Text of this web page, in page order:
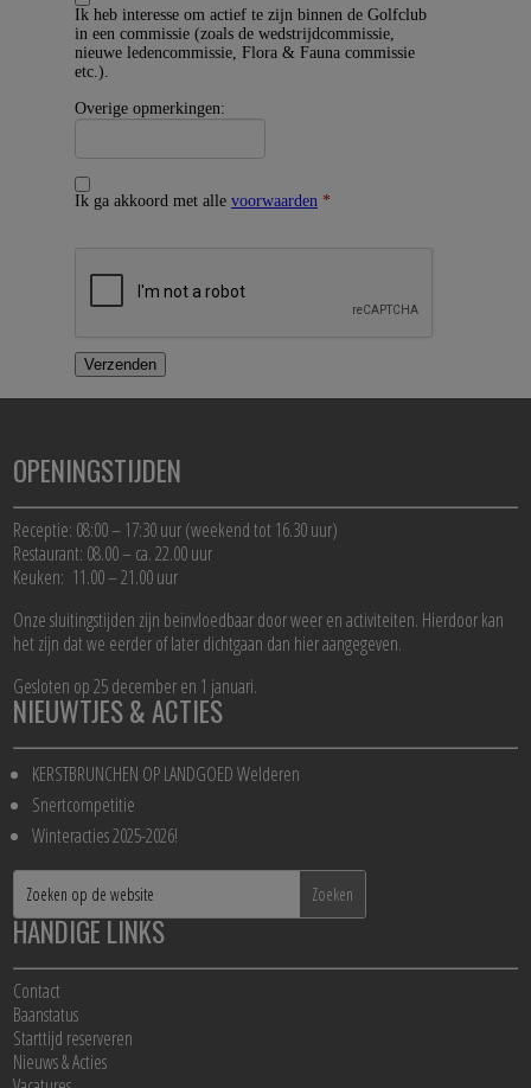
OPENINGSTIJDEN
Receptie: 08:00 – 17:30 uur (weekend tot 16.30 uur)
Restaurant: 08.00 – ca. 22.00 uur
Keuken: 11.00 – 21.00 uur
Onze sluitingstijden zijn beïnvloedbaar door weer en activiteiten. Hierdoor kan
het zijn dat we eerder of later dichtgaan dan hier aangegeven.
Gesloten op 25 december en 1 januari.
NIEUWTJES & ACTIES
KERSTBRUNCHEN OP LANDGOED Welderen
Snertcompetitie
Winteracties 2025-2026!
HANDIGE LINKS
Contact
Baanstatus
Starttijd reserveren
Nieuws & Acties